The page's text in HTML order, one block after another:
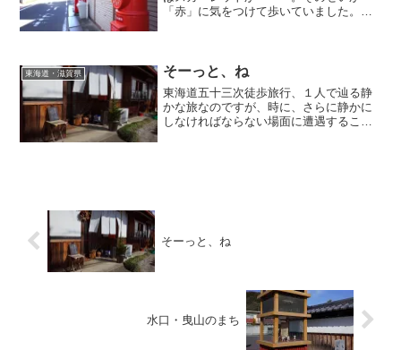
「赤」に気をつけて歩いていました。そ
東海道・滋賀県 そーっと、ね
東海道五十三次徒歩旅行、１人で辿る静
かな旅なのですが、時に、さらに静かに
しなければならない場面に遭遇すること
そーっと、ね
水口・曳山のまち